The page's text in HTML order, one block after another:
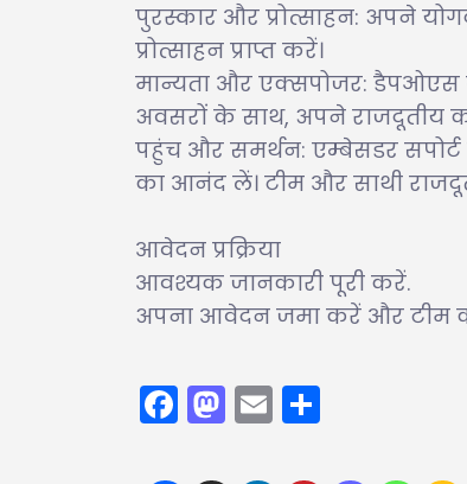
पुरस्कार और प्रोत्साहन: अपने
प्रोत्साहन प्राप्त करें।
मान्यता और एक्सपोजर: डैपओएस
अवसरों के साथ, अपने राजदूतीय
पहुंच और समर्थन: एम्बेसडर
का आनंद लें। टीम और साथी
आवेदन प्रक्रिया
आवश्यक जानकारी पूरी करें.
अपना आवेदन जमा करें और टीम की
Facebook
Mastodon
Email